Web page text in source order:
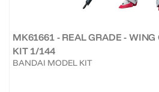
MK61661 - REAL GRADE -
KIT 1/144
BANDAI MODEL KIT